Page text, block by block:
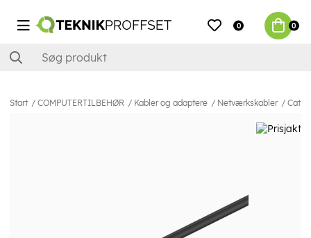
0 0
Start COMPUTERTILBEHØR Kabler og adaptere Netværkskabler Cat5e